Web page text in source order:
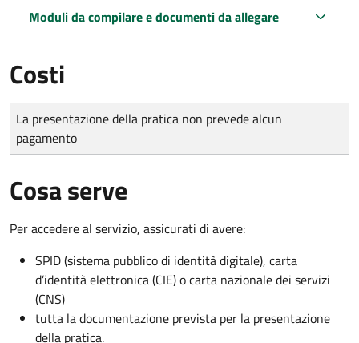
Moduli da compilare e documenti da allegare
Costi
Tipo di pagamento
Importo
La presentazione della pratica non prevede alcun
pagamento
Cosa serve
Per accedere al servizio, assicurati di avere:
SPID (sistema pubblico di identità digitale), carta
d’identità elettronica (CIE) o carta nazionale dei servizi
(CNS)
tutta la documentazione prevista per la presentazione
della pratica.